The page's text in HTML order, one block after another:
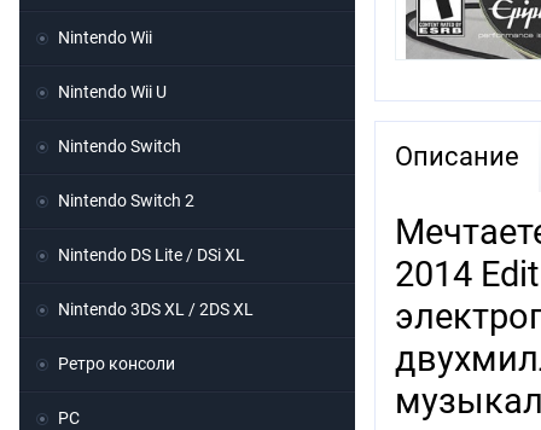
Описание
2014
Nintendo Wii
Nintendo Wii U
Nintendo Switch
Nintendo Switch 2
Nintendo DS Lite / DSi XL
Nintendo 3DS XL / 2DS XL
Ретро консоли
PC